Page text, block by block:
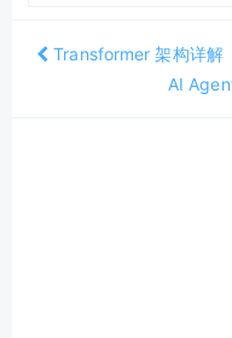
Transformer 架构详解
AI